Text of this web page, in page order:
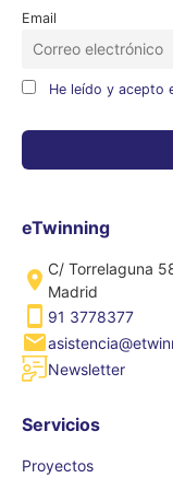
Email
He leído y acepto
eTwinning
C/ Torrelaguna
Madrid
91 3778377
Newsletter
Servicios
Proyectos